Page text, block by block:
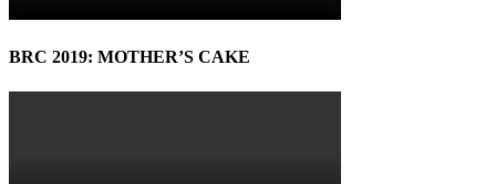
BRC 2019: MOTHER’S CAKE